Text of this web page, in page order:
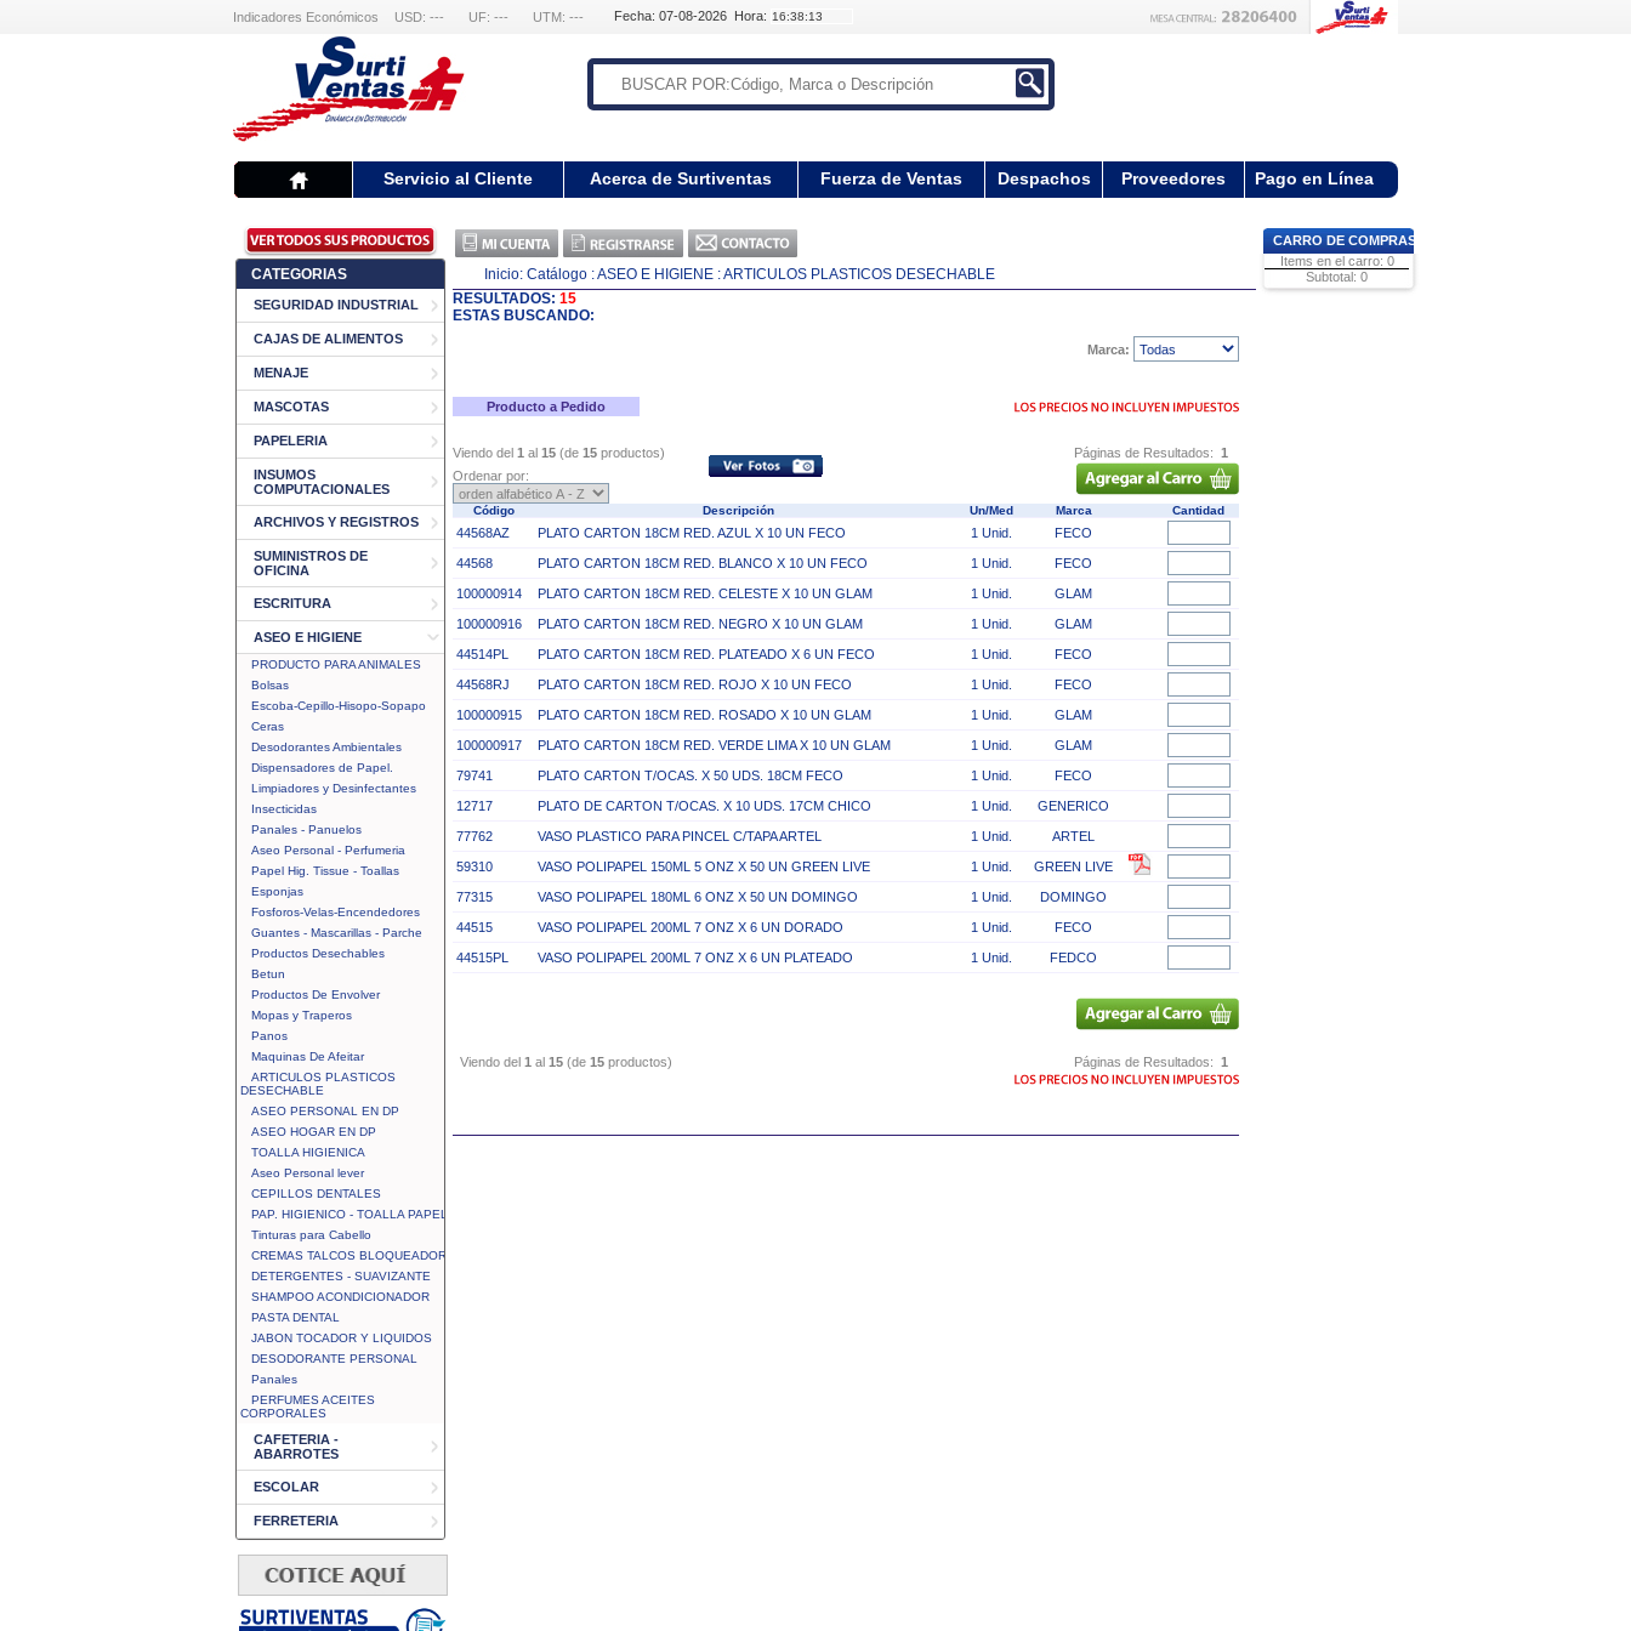
Indicadores Económicos USD: --- UF: --- UTM: --- Fecha: 07-08-2026 Hora:
Servicio al Cliente Acerca de Surtiventas Fuerza de Ventas Despachos Proveedores Pago en Línea
CATEGORIAS
SEGURIDAD INDUSTRIAL
CAJAS DE ALIMENTOS
MENAJE
MASCOTAS
PAPELERIA
INSUMOS
COMPUTACIONALES
ARCHIVOS Y REGISTROS
SUMINISTROS DE
OFICINA
ESCRITURA
ASEO E HIGIENE
PRODUCTO PARA ANIMALES
Bolsas
Escoba-Cepillo-Hisopo-Sopapo
Ceras
Desodorantes Ambientales
Dispensadores de Papel.
Limpiadores y Desinfectantes
Insecticidas
Panales - Panuelos
Aseo Personal - Perfumeria
Papel Hig. Tissue - Toallas
Esponjas
Fosforos-Velas-Encendedores
Guantes - Mascarillas - Parche
Productos Desechables
Betun
Productos De Envolver
Mopas y Traperos
Panos
Maquinas De Afeitar
ARTICULOS PLASTICOS
DESECHABLE
ASEO PERSONAL EN DP
ASEO HOGAR EN DP
TOALLA HIGIENICA
Aseo Personal lever
CEPILLOS DENTALES
PAP. HIGIENICO - TOALLA PAPEL
Tinturas para Cabello
CREMAS TALCOS BLOQUEADOR
DETERGENTES - SUAVIZANTE
SHAMPOO ACONDICIONADOR
PASTA DENTAL
JABON TOCADOR Y LIQUIDOS
DESODORANTE PERSONAL
Panales
PERFUMES ACEITES
CORPORALES
CAFETERIA -
ABARROTES
ESCOLAR
FERRETERIA
Inicio: Catálogo : ASEO E HIGIENE : ARTICULOS PLASTICOS DESECHABLE
RESULTADOS: 15
ESTAS BUSCANDO:
Marca:
Producto a Pedido
Viendo del 1 al 15 (de 15 productos) Páginas de Resultados: 1
Ordenar por:
Código Descripción Un/Med Marca Cantidad
44568AZ PLATO CARTON 18CM RED. AZUL X 10 UN FECO 1 Unid. FECO
44568 PLATO CARTON 18CM RED. BLANCO X 10 UN FECO 1 Unid. FECO
100000914 PLATO CARTON 18CM RED. CELESTE X 10 UN GLAM 1 Unid. GLAM
100000916 PLATO CARTON 18CM RED. NEGRO X 10 UN GLAM 1 Unid. GLAM
44514PL PLATO CARTON 18CM RED. PLATEADO X 6 UN FECO 1 Unid. FECO
44568RJ PLATO CARTON 18CM RED. ROJO X 10 UN FECO 1 Unid. FECO
100000915 PLATO CARTON 18CM RED. ROSADO X 10 UN GLAM 1 Unid. GLAM
100000917 PLATO CARTON 18CM RED. VERDE LIMA X 10 UN GLAM 1 Unid. GLAM
79741 PLATO CARTON T/OCAS. X 50 UDS. 18CM FECO 1 Unid. FECO
12717 PLATO DE CARTON T/OCAS. X 10 UDS. 17CM CHICO 1 Unid. GENERICO
77762 VASO PLASTICO PARA PINCEL C/TAPA ARTEL 1 Unid. ARTEL
59310 VASO POLIPAPEL 150ML 5 ONZ X 50 UN GREEN LIVE 1 Unid. GREEN LIVE
77315 VASO POLIPAPEL 180ML 6 ONZ X 50 UN DOMINGO 1 Unid. DOMINGO
44515 VASO POLIPAPEL 200ML 7 ONZ X 6 UN DORADO 1 Unid. FECO
44515PL VASO POLIPAPEL 200ML 7 ONZ X 6 UN PLATEADO 1 Unid. FEDCO
Viendo del 1 al 15 (de 15 productos) Páginas de Resultados: 1
CARRO DE COMPRAS
Items en el carro: 0
Subtotal: 0